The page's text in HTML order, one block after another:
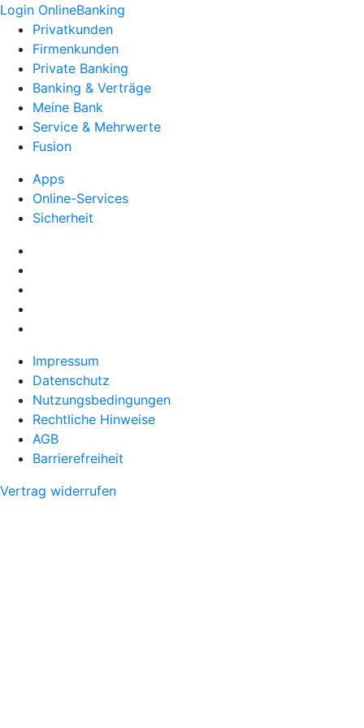
Login OnlineBanking
Privatkunden
Firmenkunden
Private Banking
Banking & Verträge
Meine Bank
Service & Mehrwerte
Fusion
Apps
Online-Services
Sicherheit
Impressum
Datenschutz
Nutzungsbedingungen
Rechtliche Hinweise
AGB
Barrierefreiheit
Vertrag widerrufen